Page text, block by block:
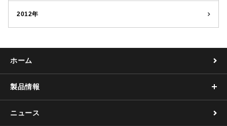
2012年
ホーム
製品情報
ニュース